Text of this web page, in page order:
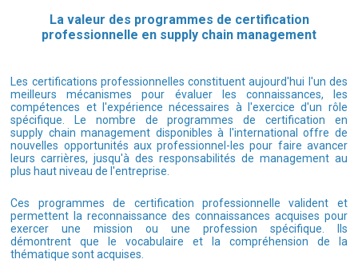
La valeur des programmes de certification
professionnelle en supply chain management
Les certifications professionnelles constituent aujourd'hui l'un des
meilleurs mécanismes pour évaluer les connaissances, les
compétences et l'expérience nécessaires à l'exercice d'un rôle
spécifique. Le nombre de programmes de certification en
supply chain management disponibles à l'international offre de
nouvelles opportunités aux professionnel-les pour faire avancer
leurs carrières, jusqu'à des responsabilités de management au
plus haut niveau de l'entreprise.
Ces programmes de certification professionnelle valident et
permettent la reconnaissance des connaissances acquises pour
exercer une mission ou une profession spécifique. Ils
démontrent que le vocabulaire et la compréhension de la
thématique sont acquises.